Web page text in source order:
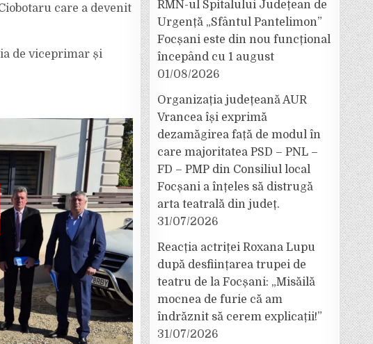
care a devenit
de viceprimar și
RMN-ul Spitalului Județean de
Urgență „Sfântul Pantelimon”
Focșani este din nou funcțional
începând cu 1 august
01/08/2026
Organizația județeană AUR
Vrancea își exprimă
dezamăgirea față de modul în
care majoritatea PSD – PNL –
FD – PMP din Consiliul local
Focșani a înțeles să distrugă
arta teatrală din județ.
31/07/2026
Reacția actriței Roxana Lupu
după desființarea trupei de
teatru de la Focșani: „Misăilă
mocnea de furie că am
îndrăznit să cerem explicații!”
31/07/2026